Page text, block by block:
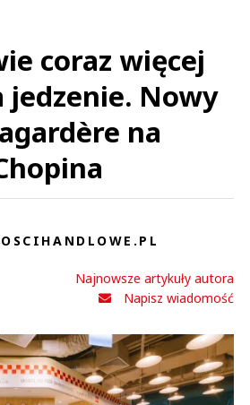
coraz więcej
jedzenie. Nowy
na
Najnowsze artykuły autora
Napisz wiadomość